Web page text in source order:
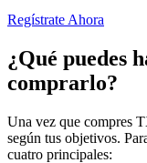
Regístrate Ahora
¿Qué puedes
comprarlo?
Una vez que compres
según tus objetivos.
cuatro principales: